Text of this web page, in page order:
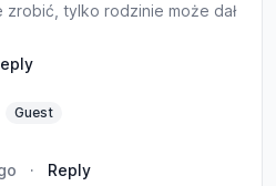
tylko rodzinie może dał
Guest
· Reply